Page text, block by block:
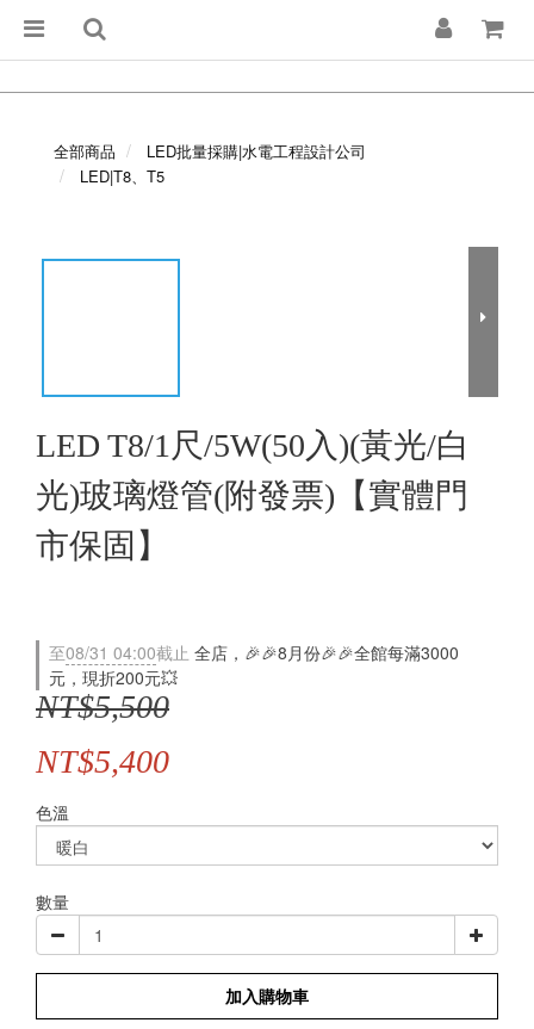
全部商品
LED批量採購|水電工程設計公司
LED|T8、T5
LED T8/1尺/5W(50入)(黃光/白
光)玻璃燈管(附發票)【實體門
市保固】
至08/31 04:00截止 全店，🎉🎉8月份🎉🎉全館每滿3000
元，現折200元💥
NT$5,500
NT$5,400
色溫
數量
加入購物車